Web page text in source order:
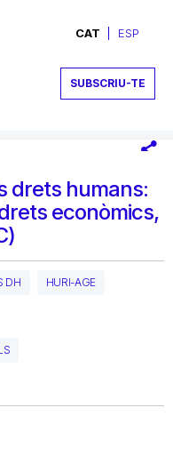
CAT ESP
SUBSCRIU-TE
drets humans:
econòmics,
DH HURI-AGE